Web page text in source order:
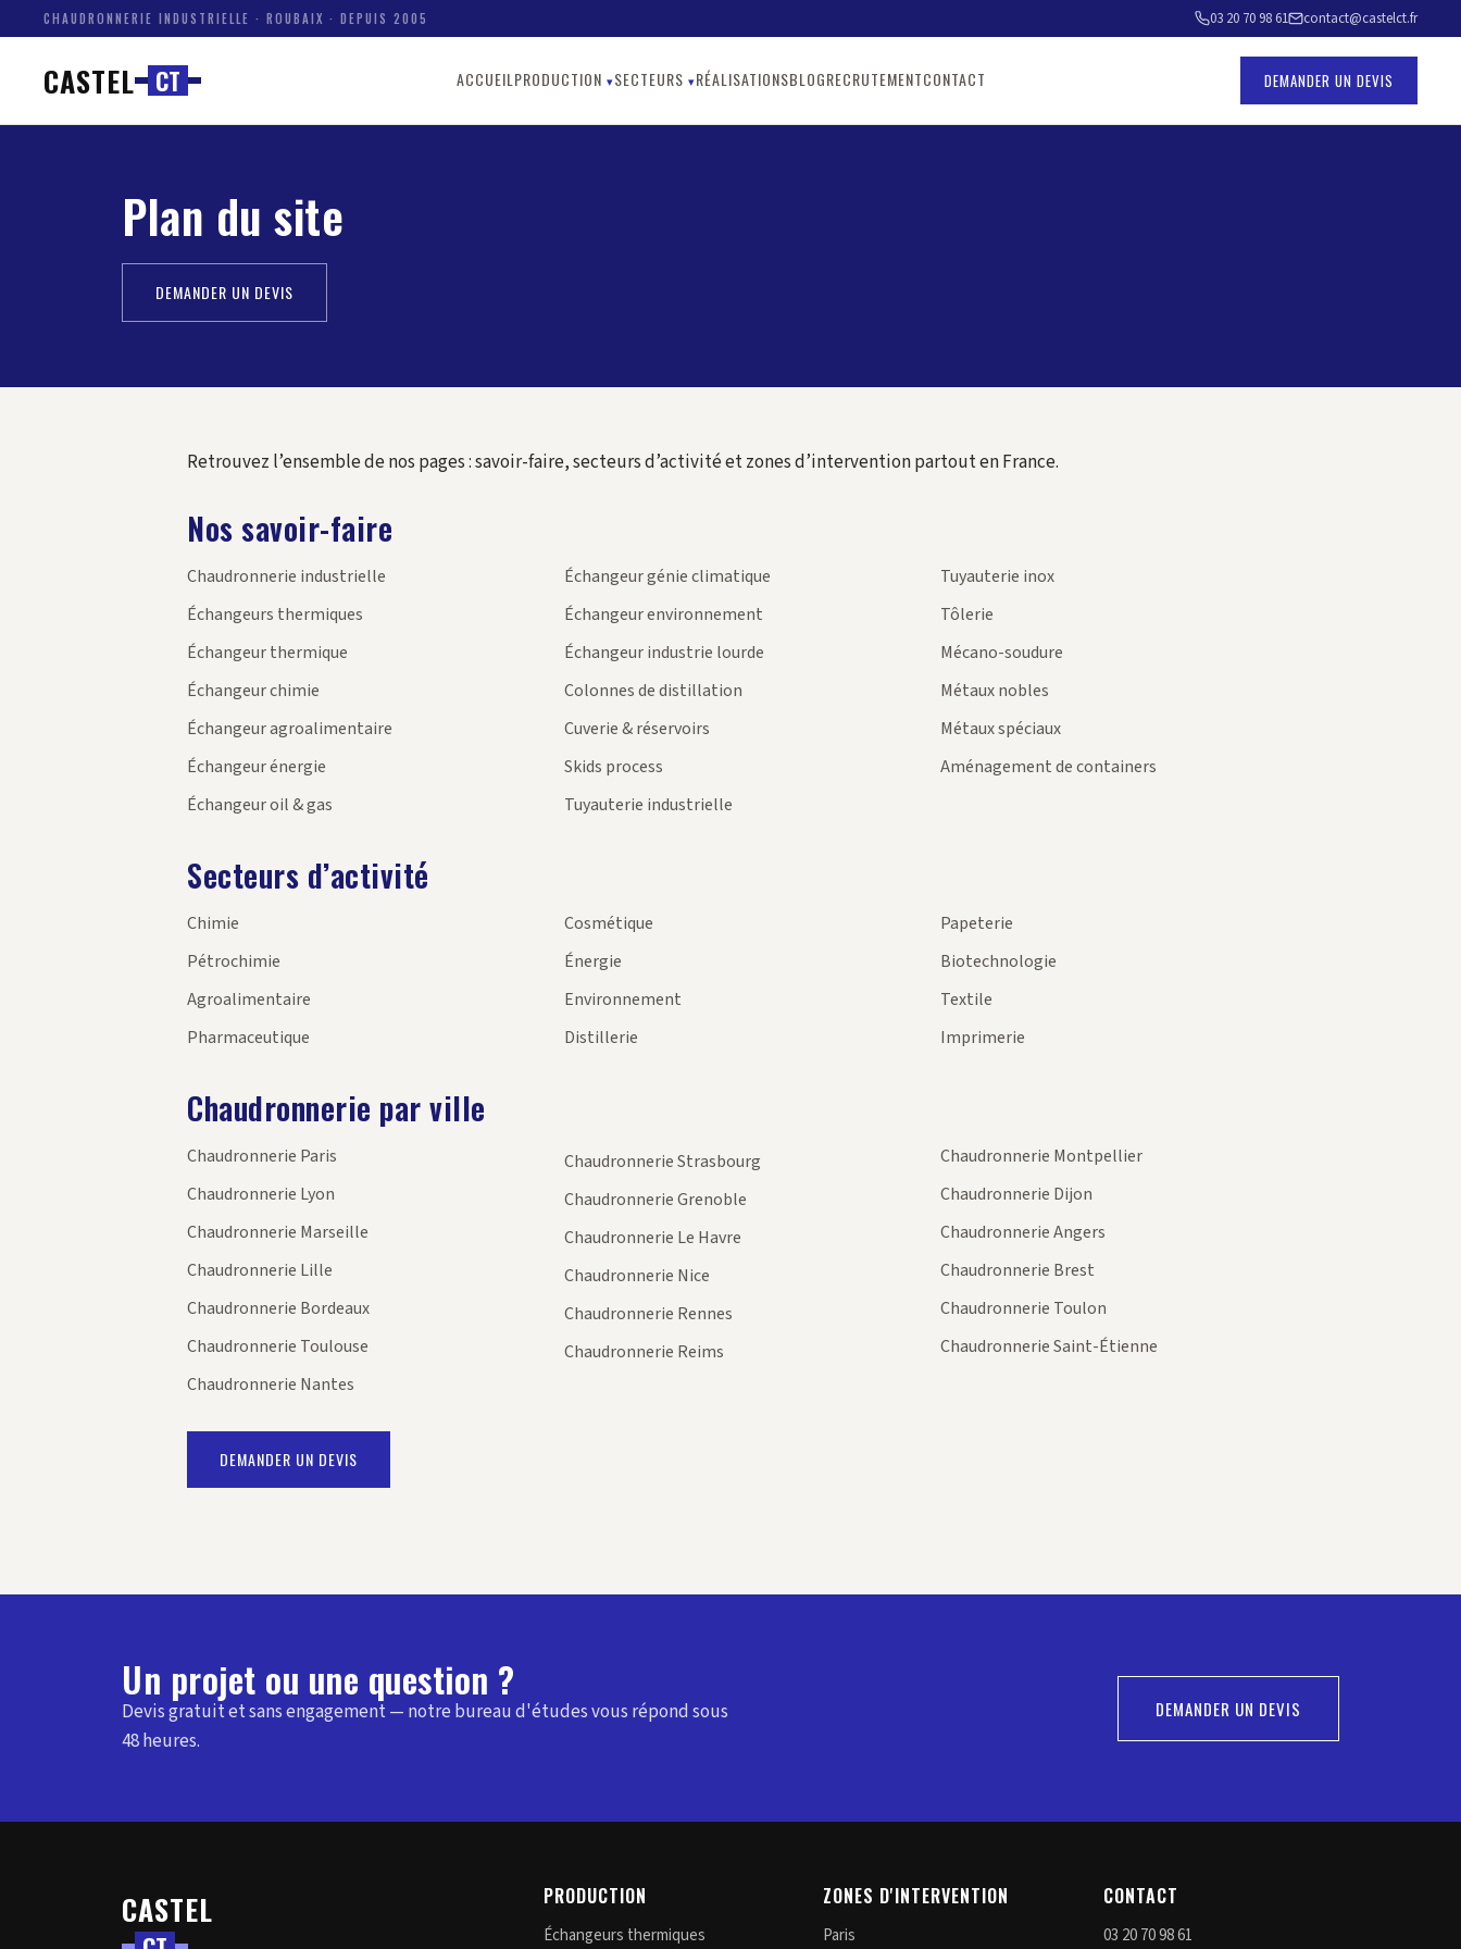
CHAUDRONNERIE INDUSTRIELLE · ROUBAIX · DEPUIS 2005 03 20 70 98 61 contact@castelct.fr
CASTEL CT ACCUEIL PRODUCTION SECTEURS RÉALISATIONSBLOGRECRUTEMENTCONTACT DEMANDER UN DEVIS
Plan du site
DEMANDER UN DEVIS
Retrouvez l’ensemble de nos pages : savoir-faire, secteurs d’activité et zones d’intervention partout en France.
Nos savoir-faire
Chaudronnerie industrielle
Échangeurs thermiques
Échangeur thermique
Échangeur chimie
Échangeur agroalimentaire
Échangeur énergie
Échangeur oil & gas
Échangeur génie climatique
Échangeur environnement
Échangeur industrie lourde
Colonnes de distillation
Cuverie & réservoirs
Skids process
Tuyauterie industrielle
Tuyauterie inox
Tôlerie
Mécano-soudure
Métaux nobles
Métaux spéciaux
Aménagement de containers
Secteurs d’activité
Chimie
Pétrochimie
Agroalimentaire
Pharmaceutique
Cosmétique
Énergie
Environnement
Distillerie
Papeterie
Biotechnologie
Textile
Imprimerie
Chaudronnerie par ville
Chaudronnerie Paris
Chaudronnerie Lyon
Chaudronnerie Marseille
Chaudronnerie Lille
Chaudronnerie Bordeaux
Chaudronnerie Toulouse
Chaudronnerie Nantes
Chaudronnerie Strasbourg
Chaudronnerie Grenoble
Chaudronnerie Le Havre
Chaudronnerie Nice
Chaudronnerie Rennes
Chaudronnerie Reims
Chaudronnerie Montpellier
Chaudronnerie Dijon
Chaudronnerie Angers
Chaudronnerie Brest
Chaudronnerie Toulon
Chaudronnerie Saint-Étienne
DEMANDER UN DEVIS
Un projet ou une question ?
Devis gratuit et sans engagement — notre bureau d'études vous répond sous
48 heures.
DEMANDER UN DEVIS
CASTEL PRODUCTION
Échangeurs thermiques
ZONES D'INTERVENTION
Paris
CONTACT
03 20 70 98 61